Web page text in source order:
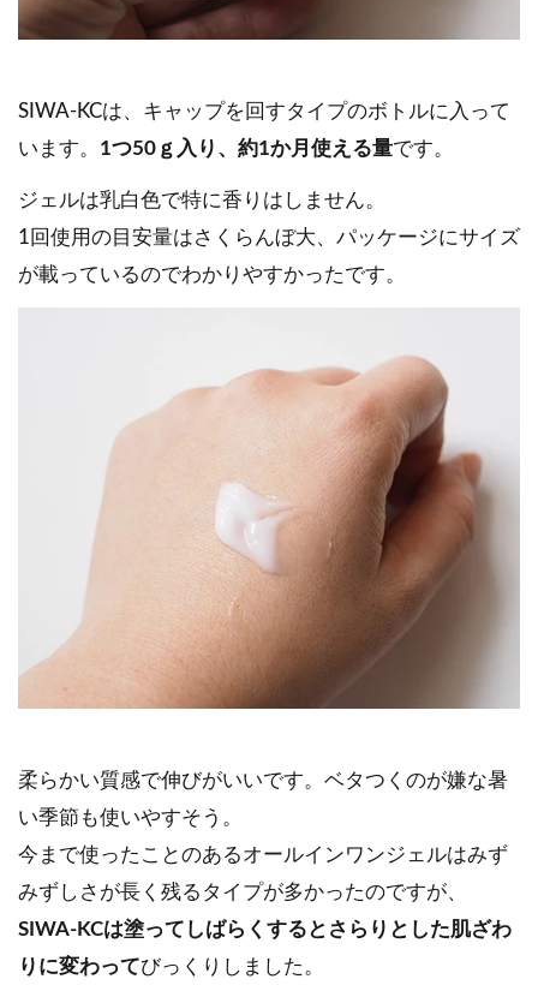
SIWA-KCは、キャップを回すタイプのボトルに入って
います。 1つ50ｇ入り、約1か月使える量です。
ジェルは乳白色で特に香りはしません。
1回使用の目安量はさくらんぼ大、パッケージにサイズ
が載っているのでわかりやすかったです。
柔らかい質感で伸びがいいです。ベタつくのが嫌な暑
い季節も使いやすそう。
今まで使ったことのあるオールインワンジェルはみず
みずしさが長く残るタイプが多かったのですが、
SIWA-KCは塗ってしばらくするとさらりとした肌ざわ
りに変わってびっくりしました。